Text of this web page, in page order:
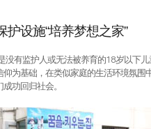
护设施“培养梦想之家”
没有监护人或无法被养育的18岁以下
仰为基础，在类似家庭的生活环境氛围
功回归社会。